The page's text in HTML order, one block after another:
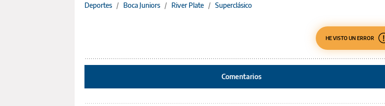
Deportes / Boca Juniors / River Plate / Superclásico
HE VISTO UN ERROR
Comentarios